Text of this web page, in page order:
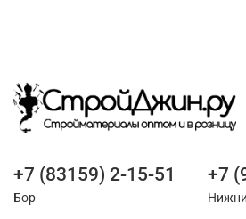
+7 (83159) 2-15-51
Бор
+7